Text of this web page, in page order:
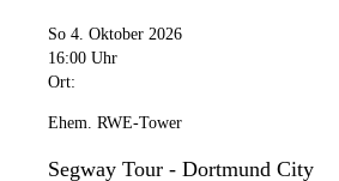
So 4. Oktober 2026
16:00 Uhr
Ort:
Ehem. RWE-Tower
Segway Tour - Dortmund City